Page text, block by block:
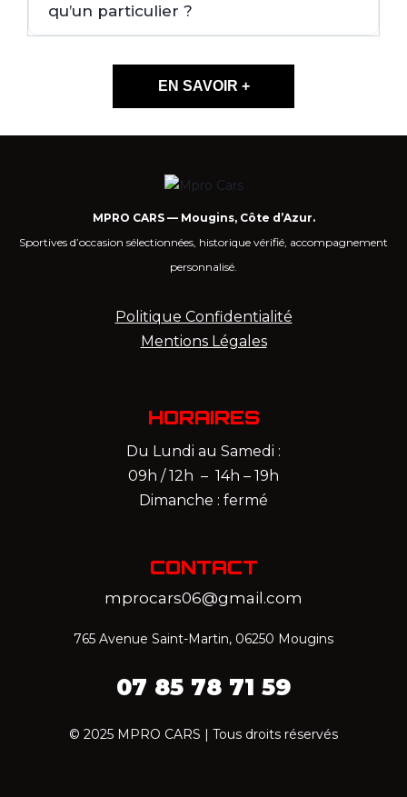
qu’un particulier ?
EN SAVOIR +
MPRO CARS — Mougins, Côte d’Azur.
Sportives d’occasion sélectionnées, historique vérifié, accompagnement
personnalisé.
Politique Confidentialité
Mentions Légales
HORAIRES
Du Lundi au Samedi :
09h / 12h – 14h – 19h
Dimanche : fermé
CONTACT
mprocars06@gmail.com
765 Avenue Saint-Martin, 06250 Mougins
07 85 78 71 59‬
© 2025 MPRO CARS | Tous droits réservés